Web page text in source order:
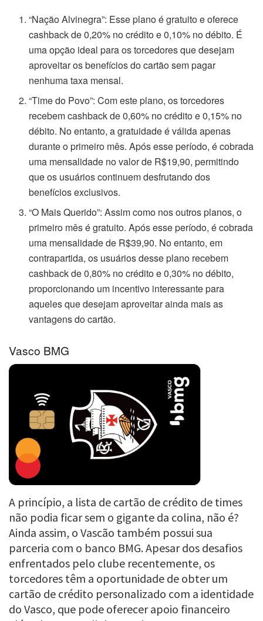
“Nação Alvinegra”: Esse plano é gratuito e oferece
cashback de 0,20% no crédito e 0,10% no débito. É
uma opção ideal para os torcedores que desejam
aproveitar os benefícios do cartão sem pagar
nenhuma taxa mensal.
“Time do Povo”: Com este plano, os torcedores
recebem cashback de 0,60% no crédito e 0,15% no
débito. No entanto, a gratuidade é válida apenas
durante o primeiro mês. Após esse período, é cobrada
uma mensalidade no valor de R$19,90, permitindo
que os usuários continuem desfrutando dos
benefícios exclusivos.
“O Mais Querido”: Assim como nos outros planos, o
primeiro mês é gratuito. Após esse período, é cobrada
uma mensalidade de R$39,90. No entanto, em
contrapartida, os usuários desse plano recebem
cashback de 0,80% no crédito e 0,30% no débito,
proporcionando um incentivo interessante para
aqueles que desejam aproveitar ainda mais as
vantagens do cartão.
Vasco BMG
A princípio, a lista de cartão de crédito de times
não podia ficar sem o gigante da colina, não é?
Ainda assim, o Vascão também possui sua
parceria com o banco BMG. Apesar dos desafios
enfrentados pelo clube recentemente, os
torcedores têm a oportunidade de obter um
cartão de crédito personalizado com a identidade
do Vasco, que pode oferecer apoio financeiro